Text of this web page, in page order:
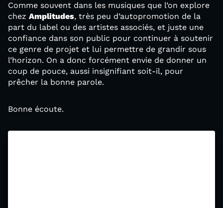
Comme souvent dans les musiques que l’on explore
chez Amplitudes, très peu d’autopromotion de la
part du label ou des artistes associés, et juste une
confiance dans son public pour continuer à soutenir
ce genre de projet et lui permettre de grandir sous
l’horizon. On a donc forcément envie de donner un
coup de pouce, aussi insignifiant soit-il, pour
prêcher la bonne parole.
Bonne écoute.